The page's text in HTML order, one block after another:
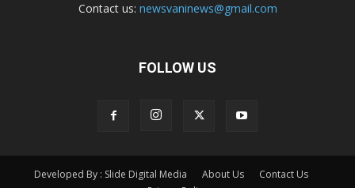
Contact us: newsvaninews@gmail.com
FOLLOW US
Developed By : Slide Digital Media About Us
Contact Us